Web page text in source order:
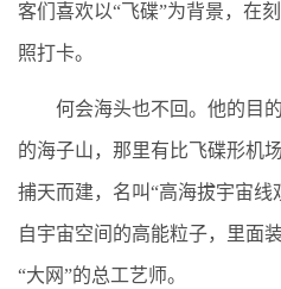
客们喜欢以“飞碟”为背景，在
照打卡。
何会海头也不回。他的目的
的海子山，那里有比飞碟形机
捕天而建，名叫“高海拔宇宙线
自宇宙空间的高能粒子，里面
“大网”的总工艺师。